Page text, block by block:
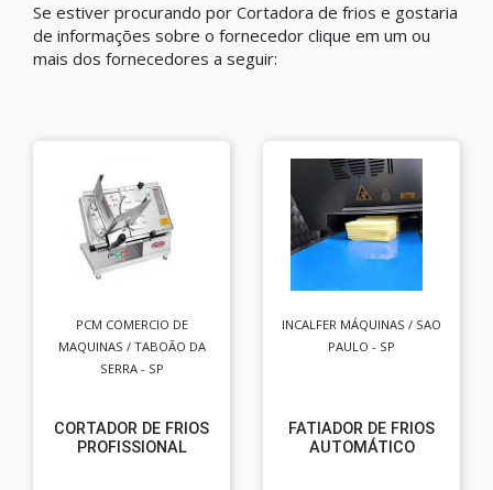
Se estiver procurando por Cortadora de frios e gostaria
de informações sobre o fornecedor clique em um ou
mais dos fornecedores a seguir:
PCM COMERCIO DE
MAQUINAS / TABOÃO DA
SERRA - SP
CORTADOR DE FRIOS
PROFISSIONAL
INCALFER MÁQUINAS / SAO
PAULO - SP
FATIADOR DE FRIOS
AUTOMÁTICO